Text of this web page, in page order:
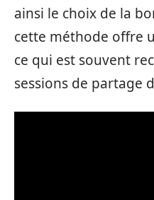
ainsi le choix de la
cette méthode offre
ce qui est souvent
sessions de partage